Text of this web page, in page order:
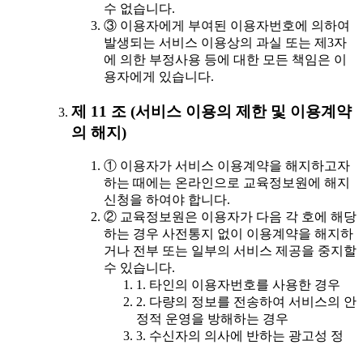
수 없습니다.
③ 이용자에게 부여된 이용자번호에 의하여
발생되는 서비스 이용상의 과실 또는 제3자
에 의한 부정사용 등에 대한 모든 책임은 이
용자에게 있습니다.
제 11 조 (서비스 이용의 제한 및 이용계약
의 해지)
① 이용자가 서비스 이용계약을 해지하고자
하는 때에는 온라인으로 교육정보원에 해지
신청을 하여야 합니다.
② 교육정보원은 이용자가 다음 각 호에 해당
하는 경우 사전통지 없이 이용계약을 해지하
거나 전부 또는 일부의 서비스 제공을 중지할
수 있습니다.
1. 타인의 이용자번호를 사용한 경우
2. 다량의 정보를 전송하여 서비스의 안
정적 운영을 방해하는 경우
3. 수신자의 의사에 반하는 광고성 정